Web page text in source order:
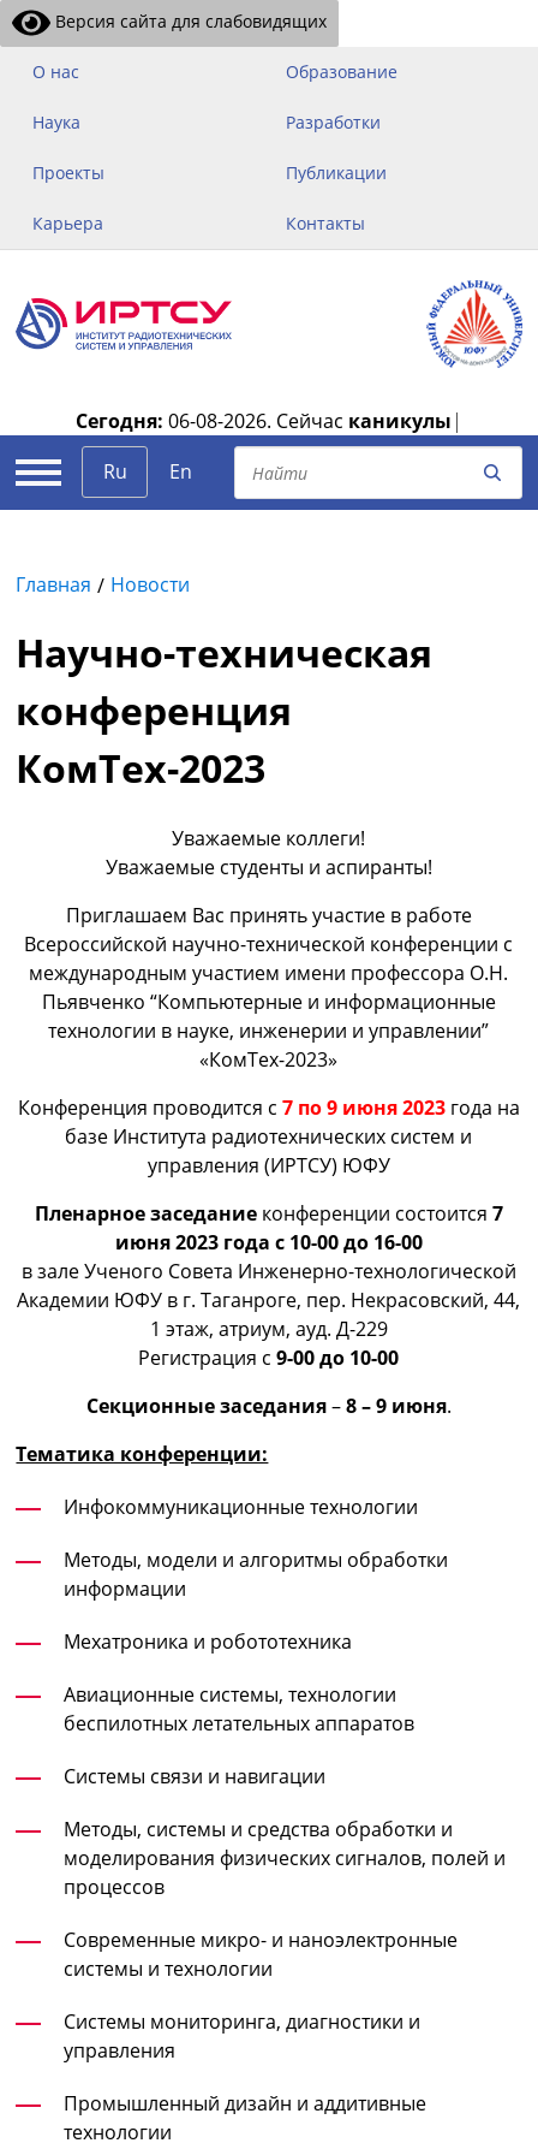
Версия сайта для слабовидящих
О нас Образование
Наука Разработки
Проекты Публикации
Карьера Контакты
Сегодня: 06-08-2026. Сейчас каникулы |
Ru
En
Главная Новости
Научно-техническая
конференция
КомТех-2023
Уважаемые коллеги!
Уважаемые студенты и аспиранты!
Приглашаем Вас принять участие в работе
Всероссийской научно-технической конференции с
международным участием имени профессора О.Н.
Пьявченко “Компьютерные и информационные
технологии в науке, инженерии и управлении”
«КомТех-2023»
Конференция проводится с 7 по 9 июня 2023года на
базе Института радиотехнических систем и
управления (ИРТСУ) ЮФУ
Пленарное заседаниеконференции состоится 7
июня 2023 года с 10-00 до 16-00
в зале Ученого Совета Инженерно-технологической
Академии ЮФУ в г. Таганроге, пер. Некрасовский, 44,
1 этаж, атриум, ауд. Д-229
Регистрация с9-00 до 10-00
Секционные заседания–8 – 9 июня.
Тематика конференции:
Инфокоммуникационные технологии
Методы, модели и алгоритмы обработки
информации
Мехатроника и робототехника
Авиационные системы, технологии
беспилотных летательных аппаратов
Системы связи и навигации
Методы, системы и средства обработки и
моделирования физических сигналов, полей и
процессов
Современные микро- и наноэлектронные
системы и технологии
Системы мониторинга, диагностики и
управления
Промышленный дизайн и аддитивные
технологии